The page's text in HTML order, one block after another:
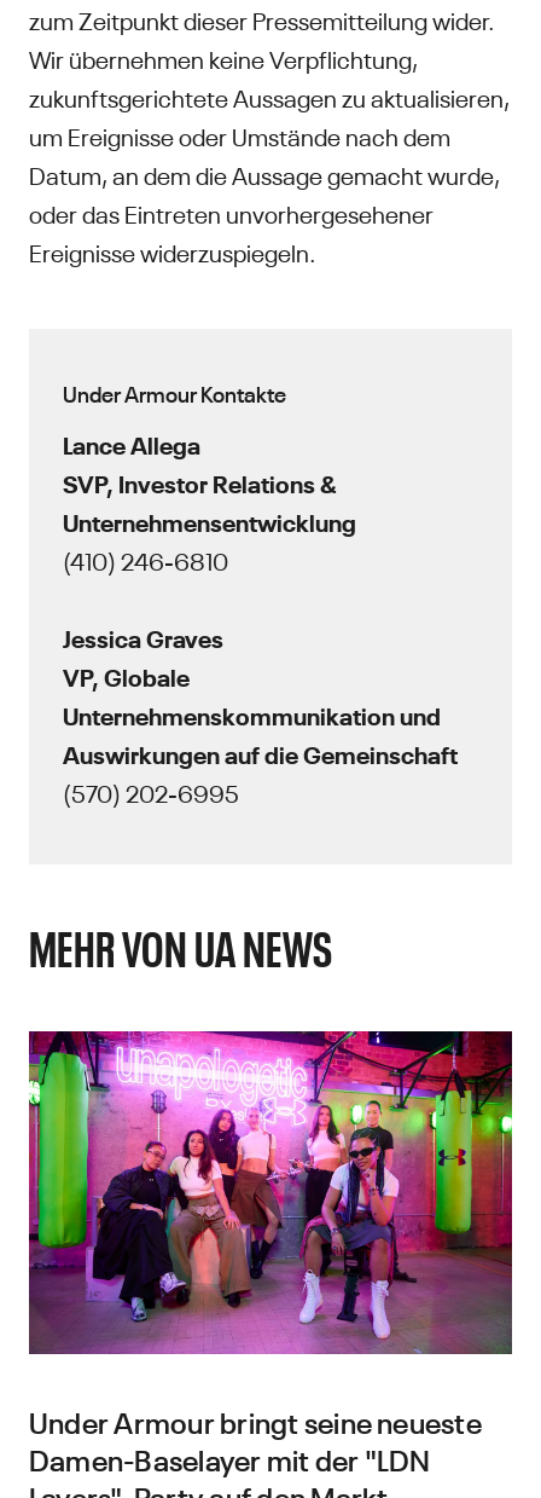
zum Zeitpunkt dieser Pressemitteilung wider.
Wir übernehmen keine Verpflichtung,
zukunftsgerichtete Aussagen zu aktualisieren,
um Ereignisse oder Umstände nach dem
Datum, an dem die Aussage gemacht wurde,
oder das Eintreten unvorhergesehener
Ereignisse widerzuspiegeln.
Under Armour Kontakte
Lance Allega
SVP, Investor Relations &
Unternehmensentwicklung
(410) 246-6810
Jessica Graves
VP, Globale
Unternehmenskommunikation und
Auswirkungen auf die Gemeinschaft
(570) 202-6995
MEHR VON UA NEWS
Under Armour bringt seine neueste
Damen-Baselayer mit der "LDN